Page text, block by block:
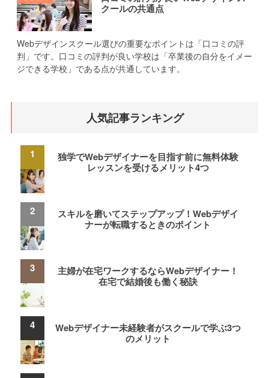
クールの共通点
Webデザインスクール選びの重要なポイントは「口コミの評
判」です。口コミの評判が良い学校は「卒業後の自分をイメー
ジできる学校」である点が共通しています。
人気記事ランキング
独学でWebデザイナーを目指す前に無料体験
レッスンを受けるメリット4つ
スキルを磨いてステップアップ！Webデザイ
ナーが転職するときのポイント
主婦が在宅ワークするならWebデザイナー！
在宅で結婚後も働く秘訣
Webデザイナー未経験者がスクールで学ぶ3つ
のメリット